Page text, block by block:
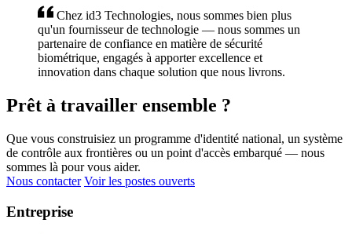
Chez id3 Technologies, nous sommes bien plus
qu'un fournisseur de technologie — nous sommes un
partenaire de confiance en matière de sécurité
biométrique, engagés à apporter excellence et
innovation dans chaque solution que nous livrons.
Prêt à travailler ensemble ?
Que vous construisiez un programme d'identité national, un système
de contrôle aux frontières ou un point d'accès embarqué — nous
sommes là pour vous aider.
Nous contacter Voir les postes ouverts
Entreprise